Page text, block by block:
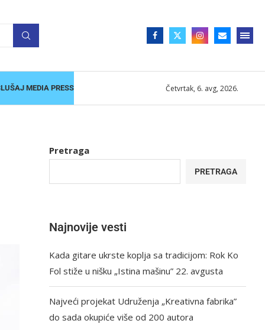
MEDIA PRESS Četvrtak, 6. avg, 2026.
Pretraga
PRETRAGA
Najnovije vesti
Kada gitare ukrste koplja sa tradicijom: Rok Ko
Fol stiže u nišku „Istina mašinu” 22. avgusta
Najveći projekat Udruženja „Kreativna fabrika”
do sada okupiće više od 200 autora